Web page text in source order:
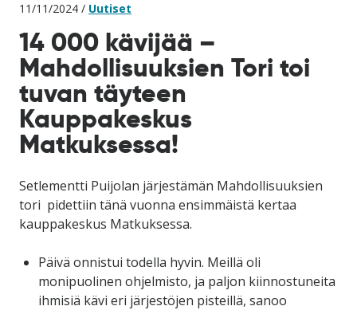
11/11/2024 / Uutiset
14 000 kävijää –
Mahdollisuuksien Tori toi
tuvan täyteen
Kauppakeskus
Matkuksessa!
Setlementti Puijolan järjestämän Mahdollisuuksien
tori pidettiin tänä vuonna ensimmäistä kertaa
kauppakeskus Matkuksessa.
Päivä onnistui todella hyvin. Meillä oli
monipuolinen ohjelmisto, ja paljon kiinnostuneita
ihmisiä kävi eri järjestöjen pisteillä, sanoo